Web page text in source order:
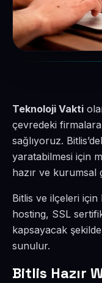
Teknoloji Vakti
çevredeki
sağlıyoruz.
yaratabilmesi için
hazır ve
Bitlis ve ilçeleri için
hosting, SSL
kapsayacak
sunulur.
Bitlis Hazır